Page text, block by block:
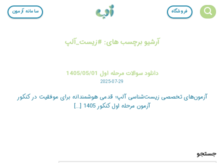
Skip
فروشگاه سامانه آزمون
آرشیو برچسب های: #زیست_آلپ
دانلود سوالات مرحله اول 1405/05/01
2025-07-29
آزمون‌های تخصصی زیست‌شناسی آلپ؛ قدمی هوشمندانه برای موفقیت در کنکور
آزمون مرحله اول کنکور 1405 [...]
جستجو